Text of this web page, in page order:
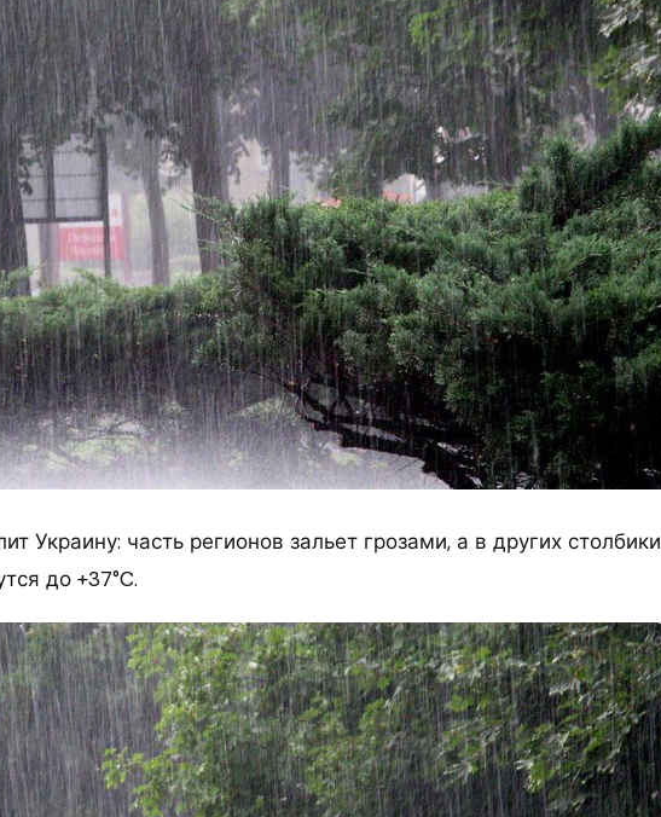
Украину: часть регионов зальет грозами, а в других столбики
до +37°C.